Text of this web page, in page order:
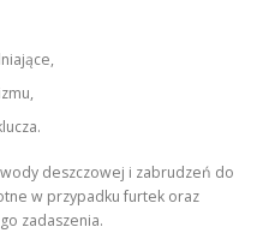
deszczowej i zabrudzeń do
w przypadku furtek oraz
zadaszenia.